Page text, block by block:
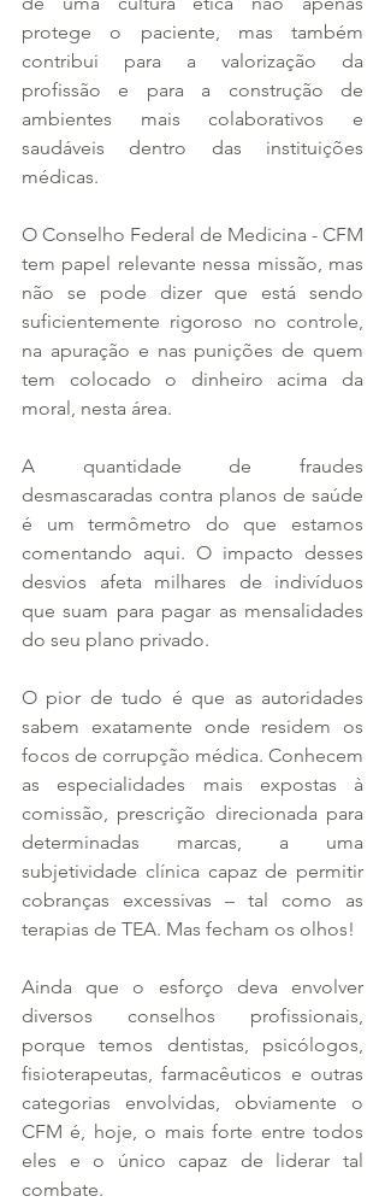
protege o paciente, mas também
contribui para a valorização da
profissão e para a construção de
ambientes mais colaborativos e
saudáveis dentro das instituições
médicas.
O Conselho Federal de Medicina - CFM
tem papel relevante nessa missão, mas
não se pode dizer que está sendo
suficientemente rigoroso no controle,
na apuração e nas punições de quem
tem colocado o dinheiro acima da
moral, nesta área.
A quantidade de fraudes
desmascaradas contra planos de saúde
é um termômetro do que estamos
comentando aqui. O impacto desses
desvios afeta milhares de indivíduos
que suam para pagar as mensalidades
do seu plano privado.
O pior de tudo é que as autoridades
sabem exatamente onde residem os
focos de corrupção médica. Conhecem
as especialidades mais expostas à
comissão, prescrição direcionada para
determinadas marcas, a uma
subjetividade clínica capaz de permitir
cobranças excessivas – tal como as
terapias de TEA. Mas fecham os olhos!
Ainda que o esforço deva envolver
diversos conselhos profissionais,
porque temos dentistas, psicólogos,
fisioterapeutas, farmacêuticos e outras
categorias envolvidas, obviamente o
CFM é, hoje, o mais forte entre todos
eles e o único capaz de liderar tal
combate.